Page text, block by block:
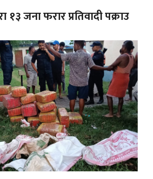
१३ जना फरार प्रतिवादी पक्राउ